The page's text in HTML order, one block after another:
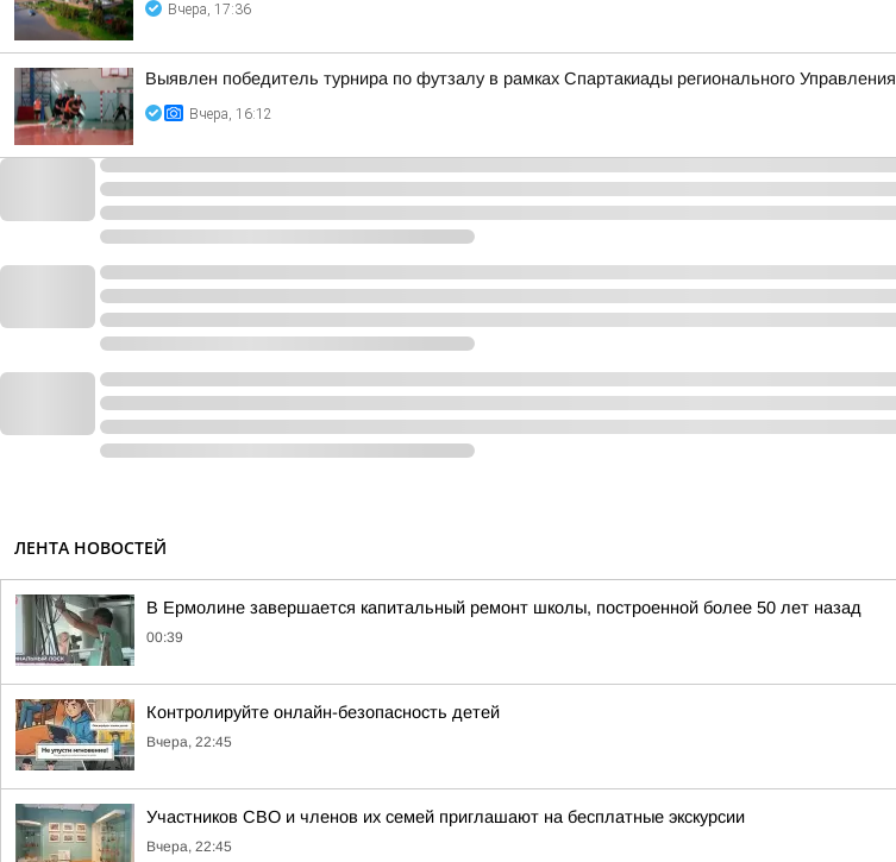
Вчера, 17:36
Выявлен победитель турнира по футзалу в рамках Спартакиады регионального Управления
Вчера, 16:12
ЛЕНТА НОВОСТЕЙ
В Ермолине завершается капитальный ремонт школы, построенной более 50 лет назад
00:39
Контролируйте онлайн-безопасность детей
Вчера, 22:45
Участников СВО и членов их семей приглашают на бесплатные экскурсии
Вчера, 22:45